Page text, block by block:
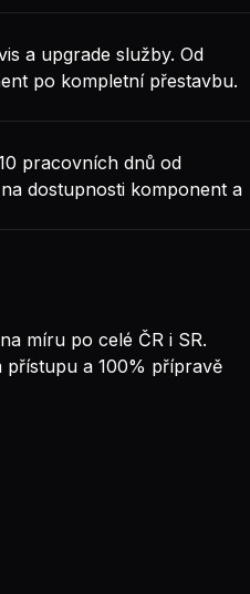
a upgrade služby. Od
po kompletní přestavbu.
pracovních dnů od
dostupnosti komponent a
míru po celé ČR i SR.
přístupu a 100% přípravě